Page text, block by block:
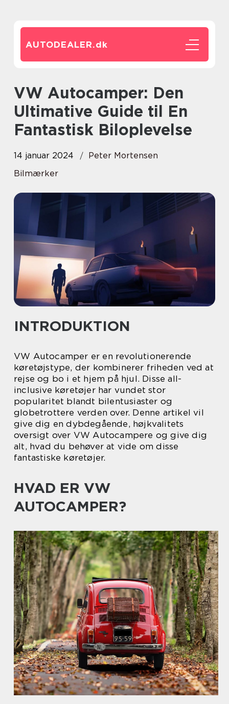
AUTODEALER.dk
VW Autocamper: Den
Ultimative Guide til En
Fantastisk Biloplevelse
14 januar 2024
Peter Mortensen
Bilmærker
INTRODUKTION
VW Autocamper er en revolutionerende
køretøjstype, der kombinerer friheden ved at
rejse og bo i et hjem på hjul. Disse all-
inclusive køretøjer har vundet stor
popularitet blandt bilentusiaster og
globetrottere verden over. Denne artikel vil
give dig en dybdegående, højkvalitets
oversigt over VW Autocampere og give dig
alt, hvad du behøver at vide om disse
fantastiske køretøjer.
HVAD ER VW
AUTOCAMPER?